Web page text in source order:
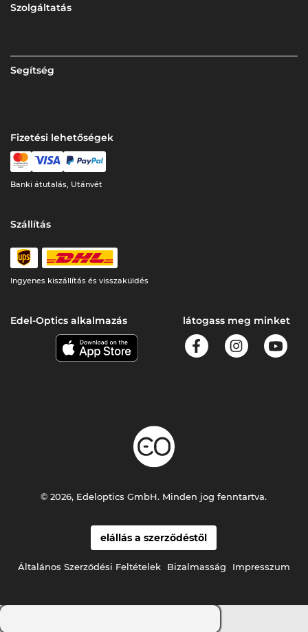
Szolgáltatás
Segítség
Fizetési lehetőségek
Banki átutalás, Utánvét
Szállítás
Ingyenes kiszállítás és visszaküldés
Edel-Optics alkalmazás látogass meg minket
elállás a szerződéstől
Általános Szerződési Feltételek Bizalmasság Impresszum
© 2026, Edeloptics GmbH. Minden jog fenntartva.